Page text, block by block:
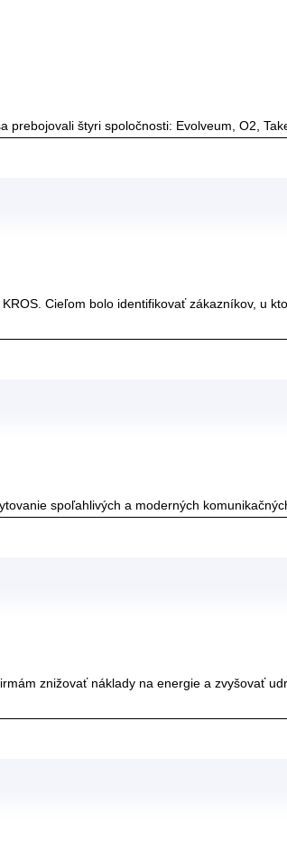
štyri spoločnosti: Evolveum, O2,
Cieľom bolo identifikovať zákazníkov, u
spoľahlivých a moderných
znižovať náklady na energie a zvyšovať